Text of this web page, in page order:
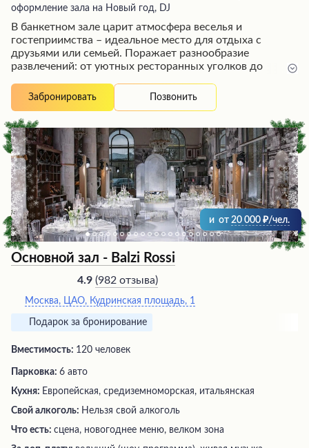
оформление зала на Новый год, DJ
В банкетном зале царит атмосфера веселья и
гостеприимства – идеальное место для отдыха с
друзьями или семьей. Поражает разнообразие
развлечений: от уютных ресторанных уголков до
сопровождением. Высокий уровень обслуживания
обеспечивают дружелюбный и вышколенный
персонал, вкусная кухня и приличная публика.
Функционирование заведения отлажено до мелочей,
создавая ощущение комфорта и хорошего
времяпрепровождения с яркими впечатлениями.
Забронировать Позвонить
и от 20 000 /чел.
Основной зал - Balzi Rossi
4.9 (982 отзыва)
Москва, ЦАО, Кудринская площадь, 1
Подарок за бронирование
Вместимость: 120 человек
Парковка: 6 авто
Кухня: Европейская, средиземноморская, итальянская
Свой алкоголь: Нельзя свой алкоголь
Что есть: сцена, новогоднее меню, велком зона